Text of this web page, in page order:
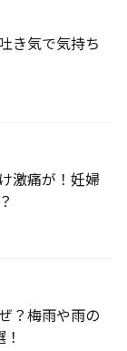
き気で気持ち
激痛が！妊婦
？梅雨や雨の